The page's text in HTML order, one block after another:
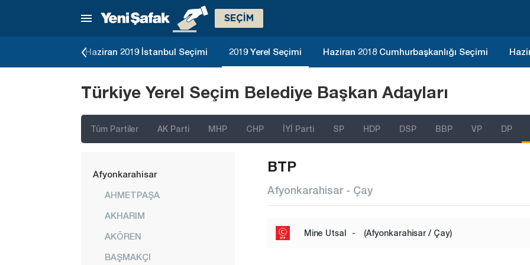
SEÇİM
Haziran 2019 İstanbul Seçimi 2019 Yerel Seçimi Haziran 2018 Cumhurbaşkanlığı Seçimi
Türkiye Yerel Seçim Belediye Başkan Adayları
Tüm Partiler AK Parti MHP CHP İYİ Parti SP HDP DSP BBP VP DP
İstanbul
Ankara
Adana
Afyonkarahisar
AHMETPAŞA
AKHARIM
AKÖREN
BAŞMAKÇI
BTP
Afyonkarahisar - Çay
Mine Utsal - (Afyonkarahisar / Çay)